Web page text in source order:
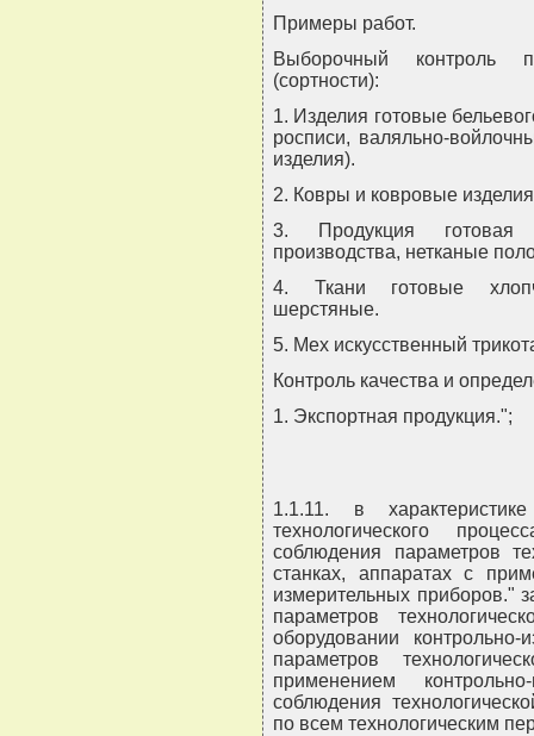
Примеры работ.
Выборочный контроль
(сортности):
1. Изделия готовые
росписи, валяльно-
изделия).
2. Ковры и ковровые
3. Продукция готовая
производства, нетканые
4. Ткани готовые
шерстяные.
5. Мех искусственный
Контроль качества и
1. Экспортная продукция.";
1.1.11. в
технологического
соблюдения параметров
станках, аппаратах с
измерительных приборов."
параметров
оборудовании
параметров
применением
соблюдения
по всем технологическим